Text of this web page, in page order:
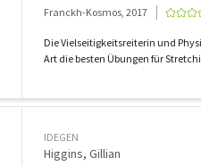
Franckh-Kosmos, 2017
Die Vielseitigkeitsreiterin und
Art die besten Übungen für
IDEGEN
Higgins, Gillian